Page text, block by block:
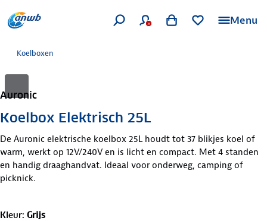
Menu
Koelboxen
Auronic
Koelbox Elektrisch 25L
De Auronic elektrische koelbox 25L houdt tot 37 blikjes koel of
warm, werkt op 12V/240V en is licht en compact. Met 4 standen
en handig draaghandvat. Ideaal voor onderweg, camping of
picknick.
Kleur: Grijs